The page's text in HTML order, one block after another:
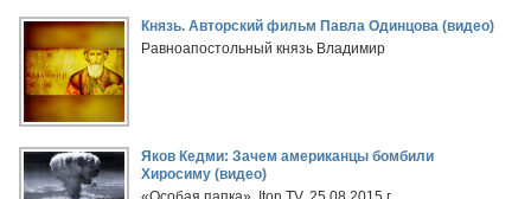
Князь. Авторский фильм Павла Одинцова (видео)
Равноапостольный князь Владимир
Яков Кедми: Зачем американцы бомбили
Хиросиму (видео)
Страницы